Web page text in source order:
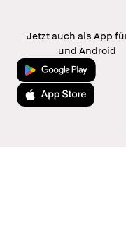
Jetzt auch als App
und Android
Jetzt bei Google Play
Laden im App Store